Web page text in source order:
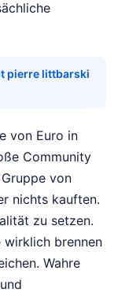
pierre littbarski
von Euro in
Community
von
nichts kauften.
zu setzen.
wirklich brennen
Wahre